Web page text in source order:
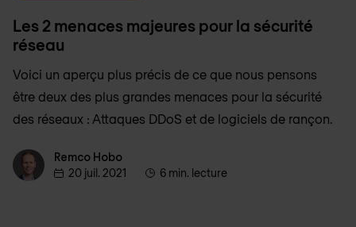
Les 2 menaces majeures pour la sécurité
réseau
Voici un aperçu plus précis de ce que nous pensons
être deux des plus grandes menaces pour la sécurité
des réseaux : Attaques DDoS et de logiciels de rançon.
Remco HoboRemco Hobo
20 juil. 2021
6 min. lecture